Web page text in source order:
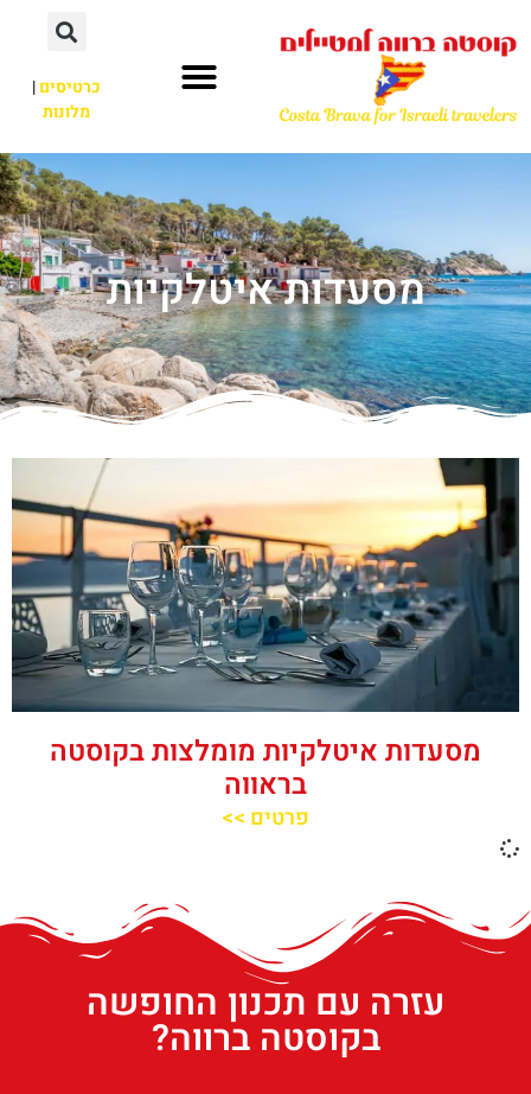
כרטיסים|
מלונות
מסעדות איטלקיות
מסעדות איטלקיות מומלצות בקוסטה
בראווה
פרטים >>
עזרה עם תכנון החופשה
בקוסטה ברווה?